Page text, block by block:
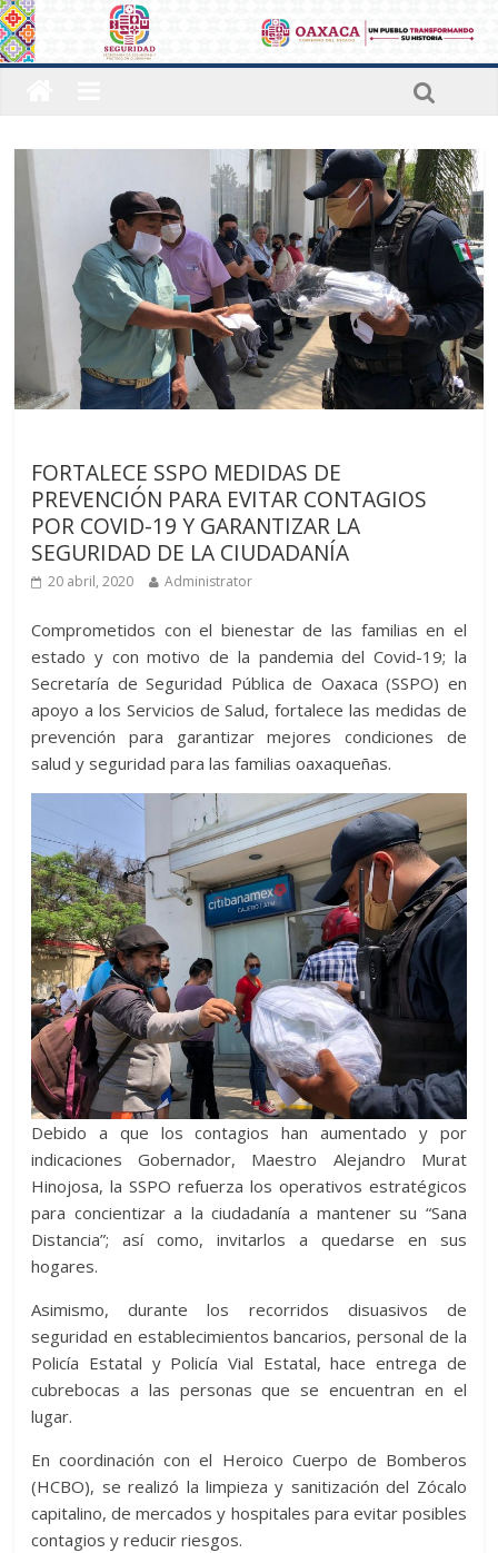
FORTALECE SSPO MEDIDAS DE
PREVENCIÓN PARA EVITAR CONTAGIOS
POR COVID-19 Y GARANTIZAR LA
SEGURIDAD DE LA CIUDADANÍA
20 abril, 2020 Administrator
Comprometidos con el bienestar de las familias en el
estado y con motivo de la pandemia del Covid-19; la
Secretaría de Seguridad Pública de Oaxaca (SSPO) en
apoyo a los Servicios de Salud, fortalece las medidas de
prevención para garantizar mejores condiciones de
salud y seguridad para las familias oaxaqueñas.
Debido a que los contagios han aumentado y por
indicaciones Gobernador, Maestro Alejandro Murat
Hinojosa, la SSPO refuerza los operativos estratégicos
para concientizar a la ciudadanía a mantener su “Sana
Distancia”; así como, invitarlos a quedarse en sus
hogares.
Asimismo, durante los recorridos disuasivos de
seguridad en establecimientos bancarios, personal de la
Policía Estatal y Policía Vial Estatal, hace entrega de
cubrebocas a las personas que se encuentran en el
lugar.
En coordinación con el Heroico Cuerpo de Bomberos
(HCBO), se realizó la limpieza y sanitización del Zócalo
capitalino, de mercados y hospitales para evitar posibles
contagios y reducir riesgos.